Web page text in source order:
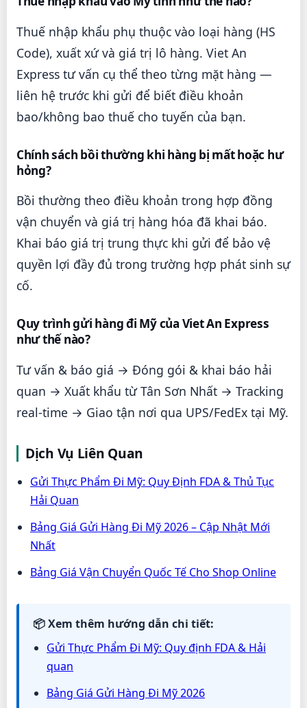
Thuế nhập khẩu phụ thuộc vào loại hàng (HS
Code), xuất xứ và giá trị lô hàng. Viet An
Express tư vấn cụ thể theo từng mặt hàng —
liên hệ trước khi gửi để biết điều khoản
bao/không bao thuế cho tuyến của bạn.
Chính sách bồi thường khi hàng bị mất hoặc hư
hỏng?
Bồi thường theo điều khoản trong hợp đồng
vận chuyển và giá trị hàng hóa đã khai báo.
Khai báo giá trị trung thực khi gửi để bảo vệ
quyền lợi đầy đủ trong trường hợp phát sinh sự
cố.
Quy trình gửi hàng đi Mỹ của Viet An Express
như thế nào?
Tư vấn & báo giá → Đóng gói & khai báo hải
quan → Xuất khẩu từ Tân Sơn Nhất → Tracking
real-time → Giao tận nơi qua UPS/FedEx tại Mỹ.
Dịch Vụ Liên Quan
Gửi Thực Phẩm Đi Mỹ: Quy Định FDA & Thủ Tục
Hải Quan
Bảng Giá Gửi Hàng Đi Mỹ 2026 – Cập Nhật Mới
Nhất
Bảng Giá Vận Chuyển Quốc Tế Cho Shop Online
📦 Xem thêm hướng dẫn chi tiết:
Gửi Thực Phẩm Đi Mỹ: Quy định FDA & Hải
quan
Bảng Giá Gửi Hàng Đi Mỹ 2026